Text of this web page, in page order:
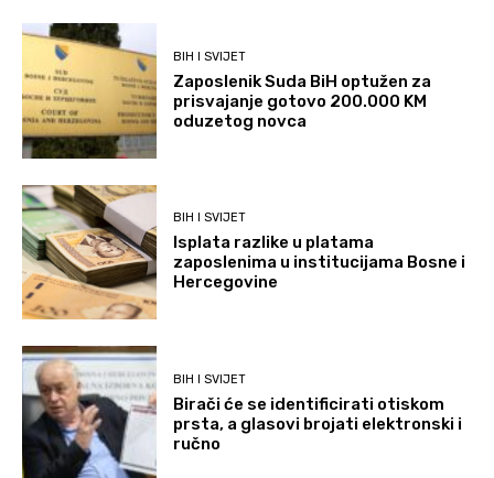
BIH I SVIJET
Zaposlenik Suda BiH optužen za
prisvajanje gotovo 200.000 KM
oduzetog novca
BIH I SVIJET
Isplata razlike u platama
zaposlenima u institucijama Bosne i
Hercegovine
BIH I SVIJET
Birači će se identificirati otiskom
prsta, a glasovi brojati elektronski i
ručno